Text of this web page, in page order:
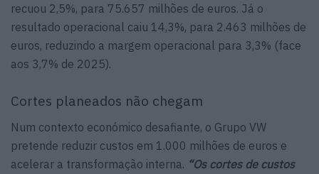
recuou 2,5%, para 75.657 milhões de euros. Já o
resultado operacional caiu 14,3%, para 2.463 milhões de
euros, reduzindo a margem operacional para 3,3% (face
aos 3,7% de 2025).
Cortes planeados não chegam
Num contexto económico desafiante, o Grupo VW
pretende reduzir custos em 1.000 milhões de euros e
acelerar a transformação interna. “Os cortes de custos